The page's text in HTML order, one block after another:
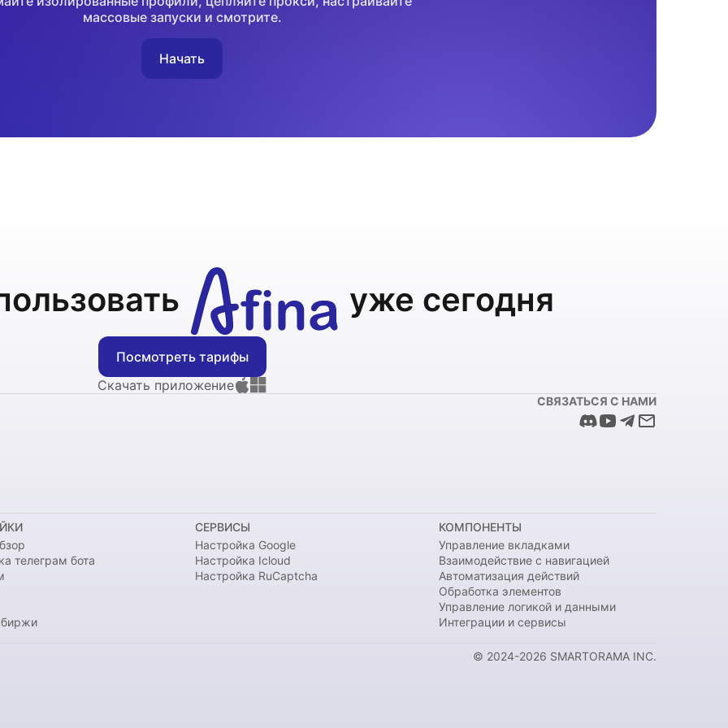
массовые запуски и смотрите.
Начать
уже сегодня
Посмотреть тарифы
Скачать приложение
СВЯЗАТЬСЯ С НАМИ
телеграм бота
СЕРВИСЫ
Настройка Google
Настройка Icloud
Настройка RuCaptcha
КОМПОНЕНТЫ
Управление вкладками
Взаимодействие с навигацией
Автоматизация действий
Обработка элементов
Управление логикой и данными
Интеграции и сервисы
© 2024-2026 SMARTORAMA INC.